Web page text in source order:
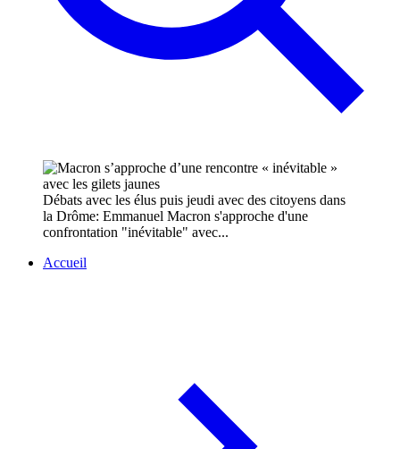
Débats avec les élus puis jeudi avec des citoyens dans
la Drôme: Emmanuel Macron s'approche d'une
confrontation "inévitable" avec...
Accueil